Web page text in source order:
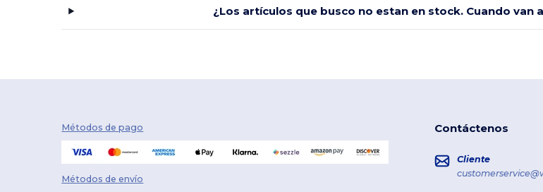
¿Los artículos que busco no estan en stock. Cuando van
Métodos de pago
Métodos de envío
Contáctenos
Cliente